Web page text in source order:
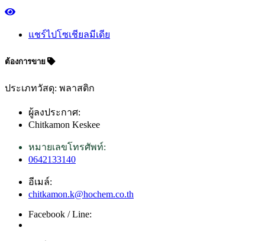
แชร์ไปโซเชียลมีเดีย
ต้องการขาย
ประเภทวัสดุ: พลาสติก
ผู้ลงประกาศ:
Chitkamon Keskee
หมายเลขโทรศัพท์:
0642133140
อีเมล์:
chitkamon.k@hochem.co.th
Facebook / Line: